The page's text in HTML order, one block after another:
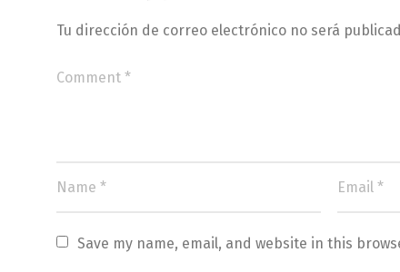
Tu dirección de correo electrónico no será
Save my name, email, and website in this